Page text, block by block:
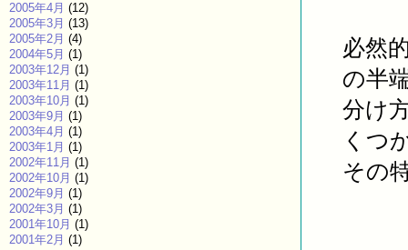
必然
の半
分け
くつ
その
2005年4月 (12)
2005年3月 (13)
2005年2月 (4)
2004年5月 (1)
2003年12月 (1)
2003年11月 (1)
2003年10月 (1)
2003年9月 (1)
2003年4月 (1)
2003年1月 (1)
2002年11月 (1)
2002年10月 (1)
2002年9月 (1)
2002年3月 (1)
2001年10月 (1)
2001年2月 (1)